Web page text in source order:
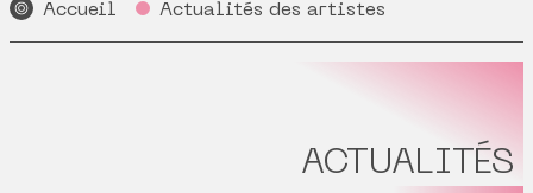
Accueil Actualités des artistes
ACTUALITÉS